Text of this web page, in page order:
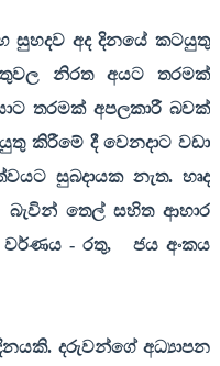
සුහදව අද දිනයේ කටයුතු
නිරත අයට තරමක්
තරමක් අපලකාරී බවක්
කිරීමේ දී වෙනදාට වඩා
සුබදායක නැත. හෘද
තෙල් සහිත ආහාර
වර්ණය - රතු,
ජය අංකය
දරුවන්ගේ අධ්‍යාපන